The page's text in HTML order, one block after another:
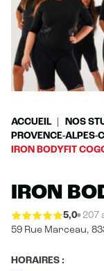
ACCUEIL
NOS
PROVENCE-ALPES-
IRON BODYFIT
IRON
5,0 207
59 Rue Marceau,
HORAIRES :